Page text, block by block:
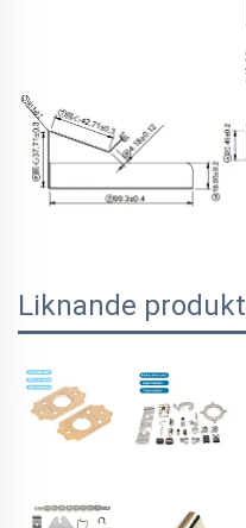
Liknande produkt